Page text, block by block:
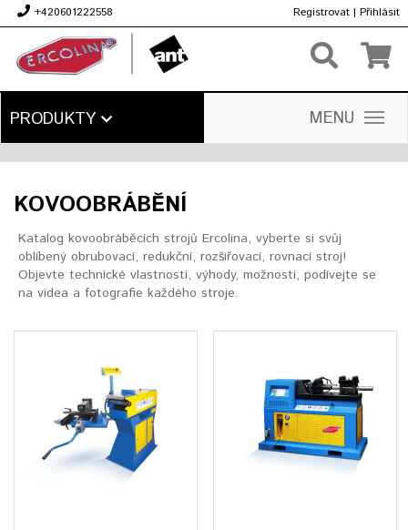
+420601222558 Registrovat | Přihlásit
PRODUKTY MENU
KOVOOBRÁBĚNÍ
Katalog kovoobráběcích strojů Ercolina, vyberte si svůj
oblíbený obrubovací, redukční, rozšiřovací, rovnací stroj!
Objevte technické vlastnosti, výhody, možnosti, podívejte se
na videa a fotografie každého stroje.